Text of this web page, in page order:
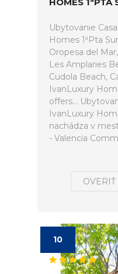
Ubytovanie
Homes 1ªPta
Oropesa del
Les Amplaries
Cudola Beach,
IvanLuxury
offers...
IvanLuxury
nachádza v
- Valencia
10